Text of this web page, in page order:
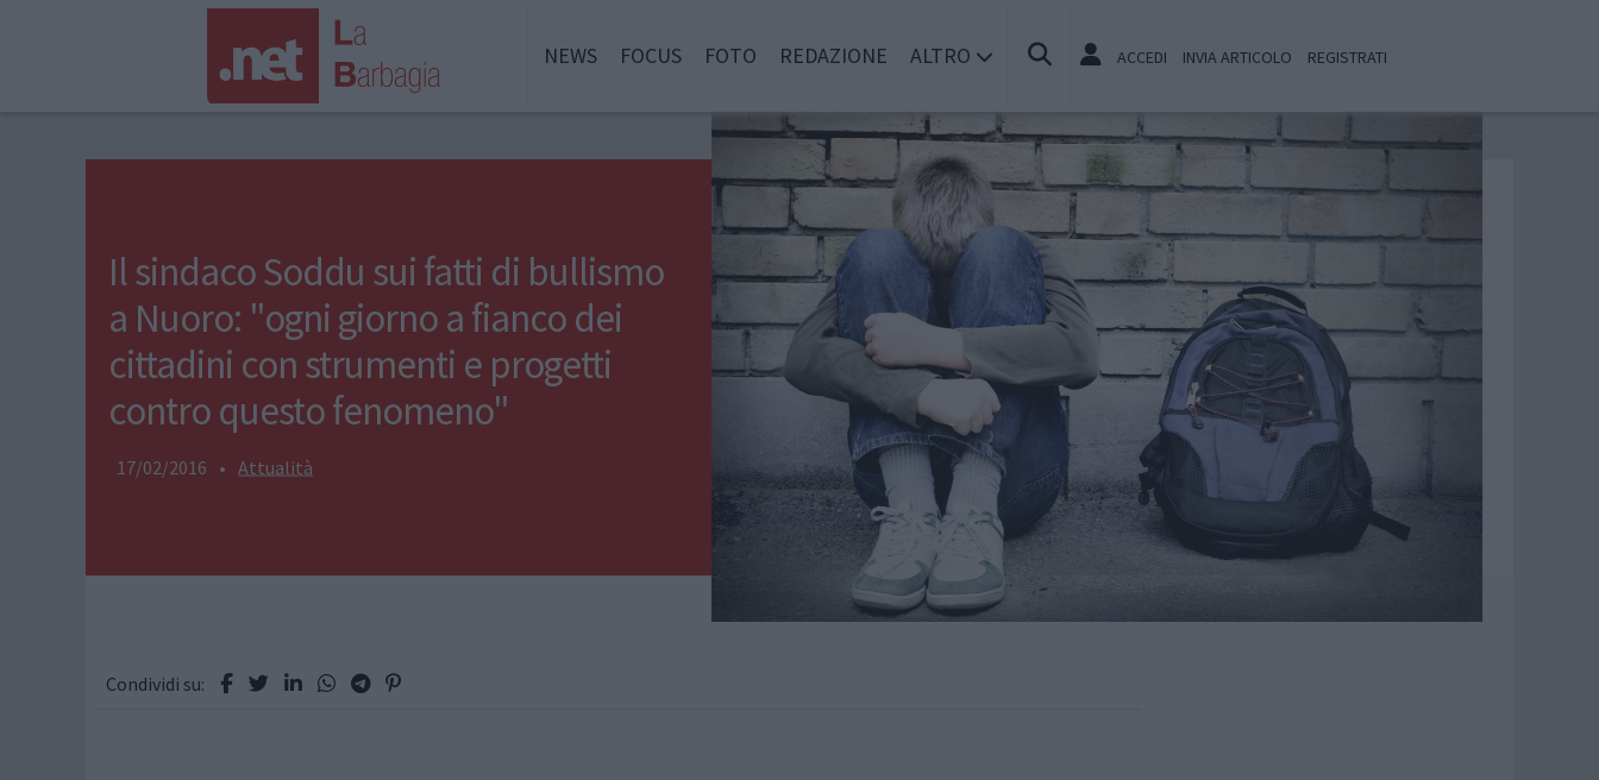
NEWS FOCUS FOTO REDAZIONE ALTRO ACCEDI INVIA ARTICOLO REGISTRATI
Il sindaco Soddu sui fatti di bullismo
a Nuoro: "ogni giorno a fianco dei
cittadini con strumenti e progetti
contro questo fenomeno"
17/02/2016 • Attualità
Condividi su: